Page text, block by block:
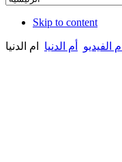
Skip to content
الفيديو أم الدنيا ام الدنيا